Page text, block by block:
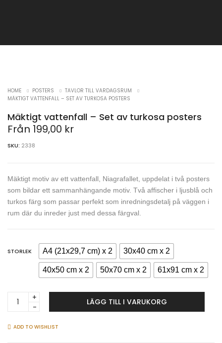
HOME POSTERS
TAVLOR TILL VARDAGSRUM
MÄKTIGT VATTENFALL – SET AV TURKOSA POSTERS
Mäktigt vattenfall – Set av turkosa posters
Från 199,00 kr
SKU: 2338
Mäktigt motiv av ett vattenfall, Niagrafallet, uppdelat i två posters
som bildar ett sammanhängande motiv. Två affischer i ljusblå och
turkos färg som passar perfekt som inredningsdetalj på väggen i
rum där du inreder just med dessa färgval.
STORLEK A4 (21x29,7 cm) x 2 30x40 cm x 2
40x50 cm x 2 50x70 cm x 2 61x91 cm x 2
Mäktigt
vattenfall
Set
LÄGG TILL I VARUKORG
ADD TO WISHLIST